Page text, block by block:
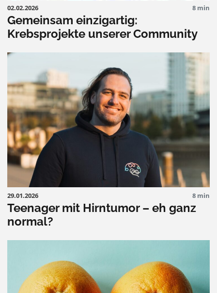
02.02.2026 8 min
Gemeinsam einzigartig:
Krebsprojekte unserer Community
29.01.2026 8 min
Teenager mit Hirntumor – eh ganz
normal?